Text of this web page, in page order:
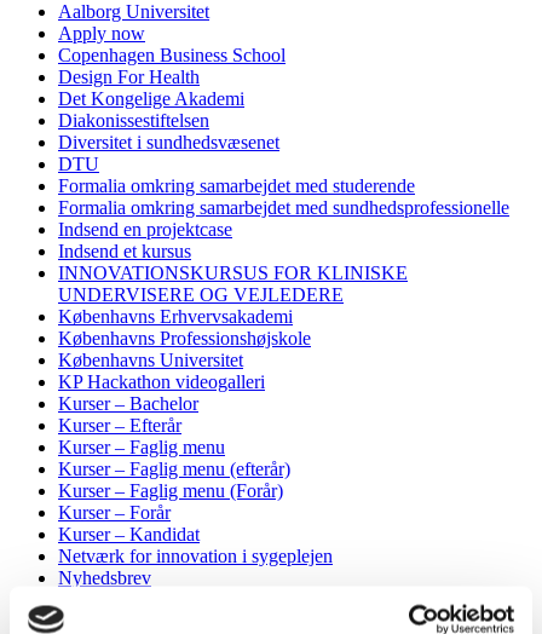
Aalborg Universitet
Apply now
Copenhagen Business School
Design For Health
Det Kongelige Akademi
Diakonissestiftelsen
Diversitet i sundhedsvæsenet
DTU
Formalia omkring samarbejdet med studerende
Formalia omkring samarbejdet med sundhedsprofessionelle
Indsend en projektcase
Indsend et kursus
INNOVATIONSKURSUS FOR KLINISKE
UNDERVISERE OG VEJLEDERE
Københavns Erhvervsakademi
Københavns Professionshøjskole
Københavns Universitet
KP Hackathon videogalleri
Kurser – Bachelor
Kurser – Efterår
Kurser – Faglig menu
Kurser – Faglig menu (efterår)
Kurser – Faglig menu (Forår)
Kurser – Forår
Kurser – Kandidat
Netværk for innovation i sygeplejen
Nyhedsbrev
Publikationer